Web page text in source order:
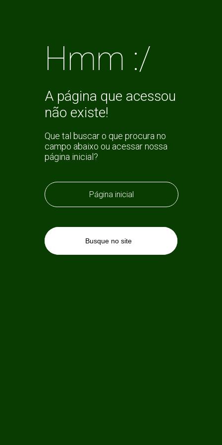
Hmm :/
A página que acessou
não existe!
Que tal buscar o que procura no
campo abaixo ou acessar nossa
página inicial?
Página inicial